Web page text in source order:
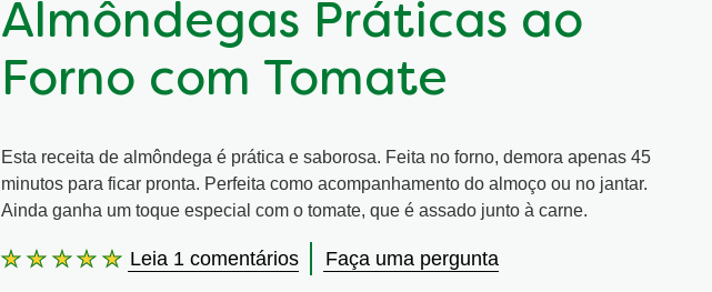
Almôndegas Práticas ao
Forno com Tomate
Esta receita de almôndega é prática e saborosa. Feita no forno, demora apenas 45
minutos para ficar pronta. Perfeita como acompanhamento do almoço ou no jantar.
Ainda ganha um toque especial com o tomate, que é assado junto à carne.
A
Leia 1 comentários Faça uma pergunta